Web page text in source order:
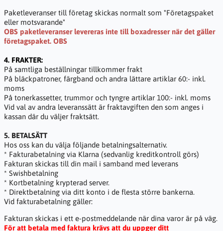
Paketleveranser till företag skickas normalt som "Företagspaket
eller motsvarande"
OBS paketleveranser levereras inte till boxadresser när det gäller
företagspaket. OBS
4. FRAKTER:
På samtliga beställningar tillkommer frakt
På bläckpatroner, färgband och andra lättare artiklar 60:- inkl.
moms
På tonerkassetter, trummor och tyngre artiklar 100:- inkl. moms
Vid val av andra leveranssätt är fraktavgiften den som anges i
kassan där du väljer fraktsätt.
5. BETALSÄTT
Hos oss kan du välja följande betalningsalternativ.
* Fakturabetalning via Klarna (sedvanlig kreditkontroll görs)
Fakturan skickas till din mail i samband med leverans
* Swishbetalning
* Kortbetalning krypterad server.
* Direktbetalning via ditt konto i de flesta större bankerna.
Vid fakturabetalning gäller:
Fakturan skickas i ett e-postmeddelande när dina varor är på väg.
För att betala med faktura krävs att du uppger ditt